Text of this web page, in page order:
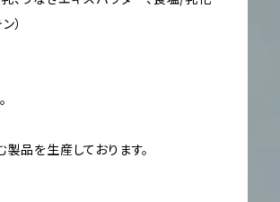
）
品を生産しております。